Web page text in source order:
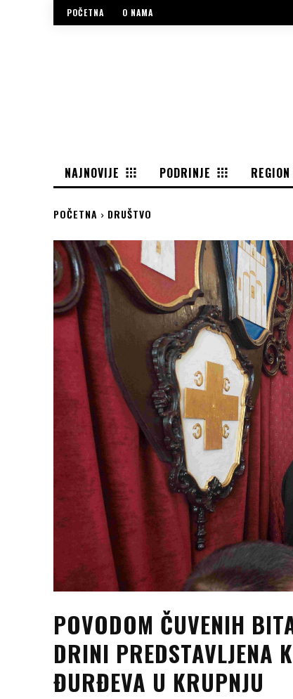
POČETNA O NAMA
NAJNOVIJE PODRINJE REGION
POČETNA DRUŠTVO
POVODOM ČUVENIH
DRINI PREDSTAVLJENA
ĐURĐEVA U KRUPNJU